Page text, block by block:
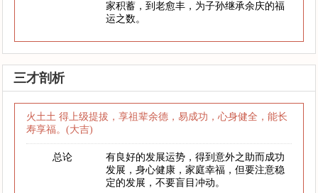
家积蓄，到老愈丰，为子孙继承余庆的福
运之数。
三才剖析
火土土 得上级提拔，享祖辈余德，易成功，心身健全，能长
寿享福。(大吉)
总论
有良好的发展运势，得到意外之助而成功
发展，身心健康，家庭幸福，但要注意稳
定的发展，不要盲目冲动。